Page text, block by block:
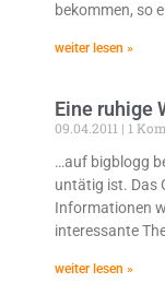
bekommen, so
weiter lesen »
Eine ruhige
09.04.2011
1
…auf bigblogg
untätig ist. Das
Informationen
interessante
weiter lesen »